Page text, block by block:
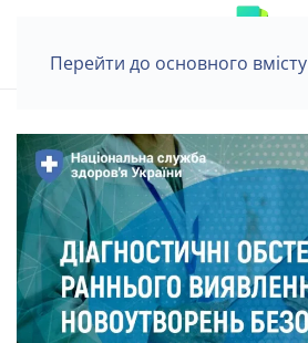
Перейти до основного вмісту